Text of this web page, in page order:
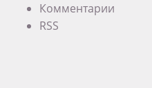
Комментарии
RSS